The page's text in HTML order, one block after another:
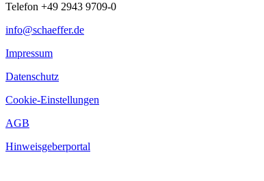
Telefon +49 2943 9709-0
info@schaeffer.de
Impressum
Datenschutz
Cookie-Einstellungen
AGB
Hinweisgeberportal